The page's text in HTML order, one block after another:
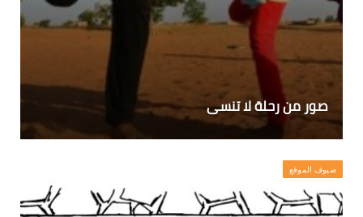
صور من رحلة لا تنسى
ضيوف الموقع